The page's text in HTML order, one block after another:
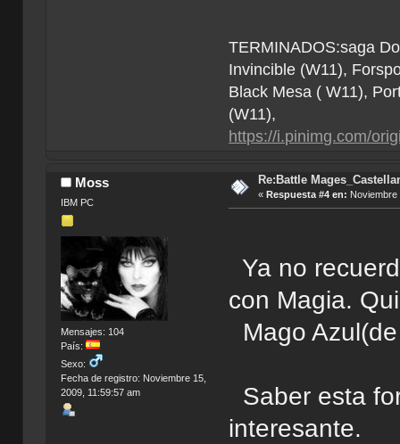
TERMINADOS:saga
Invincible (W11),
Black Mesa ( W11),
(W11),
https://i.pinimg.com/
Moss
IBM PC
Mensajes: 104
País:
Sexo:
Fecha de registro: Noviembre 15,
2009, 11:59:57 am
Re:Battle
« Respuesta #4 en: Noviembre
Ya no
con Magia.
Mago
Saber esta
interesante.